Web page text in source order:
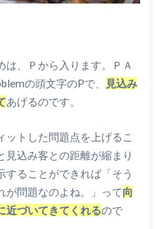
は、Ｐから入ります。ＰＡ
の頭文字のPで、
見込み
あげるのです。
ットした問題点を上げるこ
見込み客との距離が縮まり
することができれば「そう
が問題なのよね。」って向
近づいてきてくれるので